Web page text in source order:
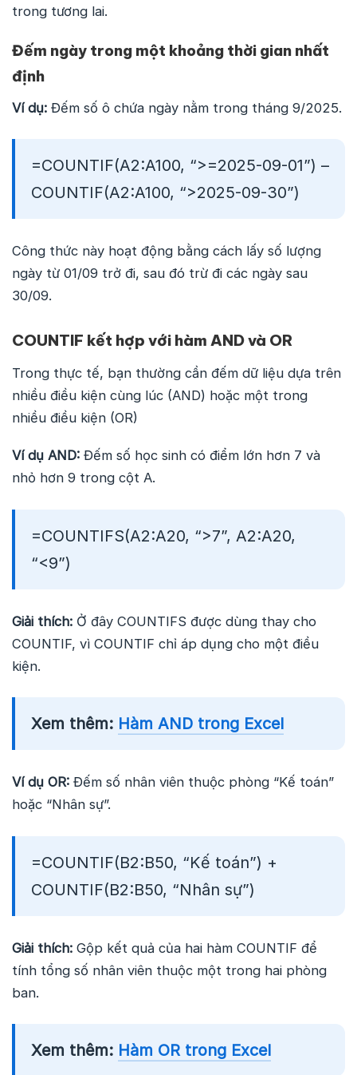
trong tương lai.
Đếm ngày trong một khoảng thời gian nhất
định
Ví dụ: Đếm số ô chứa ngày nằm trong tháng 9/2025.
=COUNTIF(A2:A100, “>=2025-09-01”) –
COUNTIF(A2:A100, “>2025-09-30”)
Công thức này hoạt động bằng cách lấy số lượng
ngày từ 01/09 trở đi, sau đó trừ đi các ngày sau
30/09.
COUNTIF kết hợp với hàm AND và OR
Trong thực tế, bạn thường cần đếm dữ liệu dựa trên
nhiều điều kiện cùng lúc (AND) hoặc một trong
nhiều điều kiện (OR)
Ví dụ AND: Đếm số học sinh có điểm lớn hơn 7 và
nhỏ hơn 9 trong cột A.
=COUNTIFS(A2:A20, “>7”, A2:A20,
“<9”)
Giải thích: Ở đây COUNTIFS được dùng thay cho
COUNTIF, vì COUNTIF chỉ áp dụng cho một điều
kiện.
Xem thêm: Hàm AND trong Excel
Ví dụ OR: Đếm số nhân viên thuộc phòng “Kế toán”
hoặc “Nhân sự”.
=COUNTIF(B2:B50, “Kế toán”) +
COUNTIF(B2:B50, “Nhân sự”)
Giải thích: Gộp kết quả của hai hàm COUNTIF để
tính tổng số nhân viên thuộc một trong hai phòng
ban.
Xem thêm: Hàm OR trong Excel